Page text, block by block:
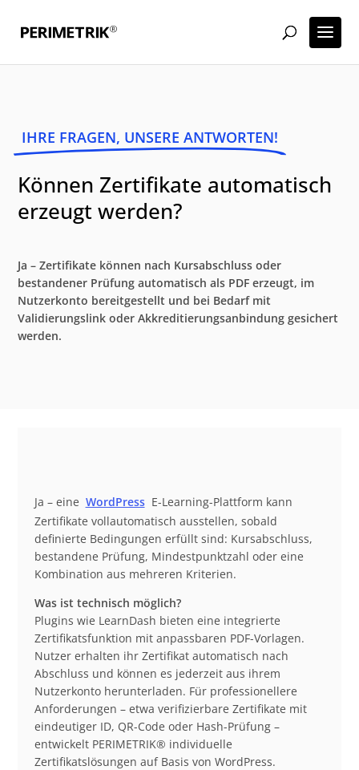
IHRE FRAGEN, UNSERE ANTWORTEN!
Können Zertifikate automatisch
erzeugt werden?
Ja – Zertifikate können nach Kursabschluss oder
bestandener Prüfung automatisch als PDF erzeugt, im
Nutzerkonto bereitgestellt und bei Bedarf mit
Validierungslink oder Akkreditierungsanbindung gesichert
werden.
Ja – eine WordPress E-Learning-Plattform kann
Zertifikate vollautomatisch ausstellen, sobald
definierte Bedingungen erfüllt sind: Kursabschluss,
bestandene Prüfung, Mindestpunktzahl oder eine
Kombination aus mehreren Kriterien.
Was ist technisch möglich?
Plugins wie LearnDash bieten eine integrierte
Zertifikatsfunktion mit anpassbaren PDF-Vorlagen.
Nutzer erhalten ihr Zertifikat automatisch nach
Abschluss und können es jederzeit aus ihrem
Nutzerkonto herunterladen. Für professionellere
Anforderungen – etwa verifizierbare Zertifikate mit
eindeutiger ID, QR-Code oder Hash-Prüfung –
entwickelt PERIMETRIK® individuelle
Zertifikatslösungen auf Basis von WordPress.